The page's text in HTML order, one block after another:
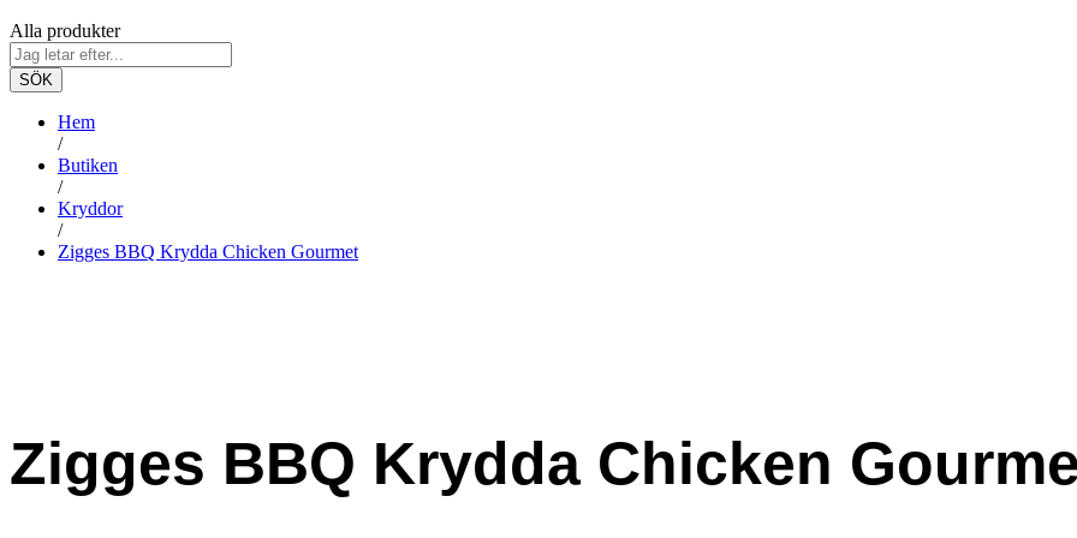
Alla produkter
SÖK
Hem
/
Butiken
/
Kryddor
/
Zigges BBQ Krydda Chicken Gourmet
Zigges BBQ Krydda Chicken